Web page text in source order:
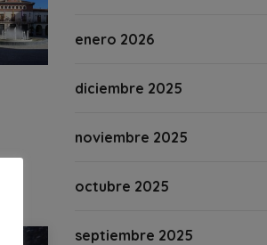
enero 2026
diciembre 2025
noviembre 2025
octubre 2025
septiembre 2025